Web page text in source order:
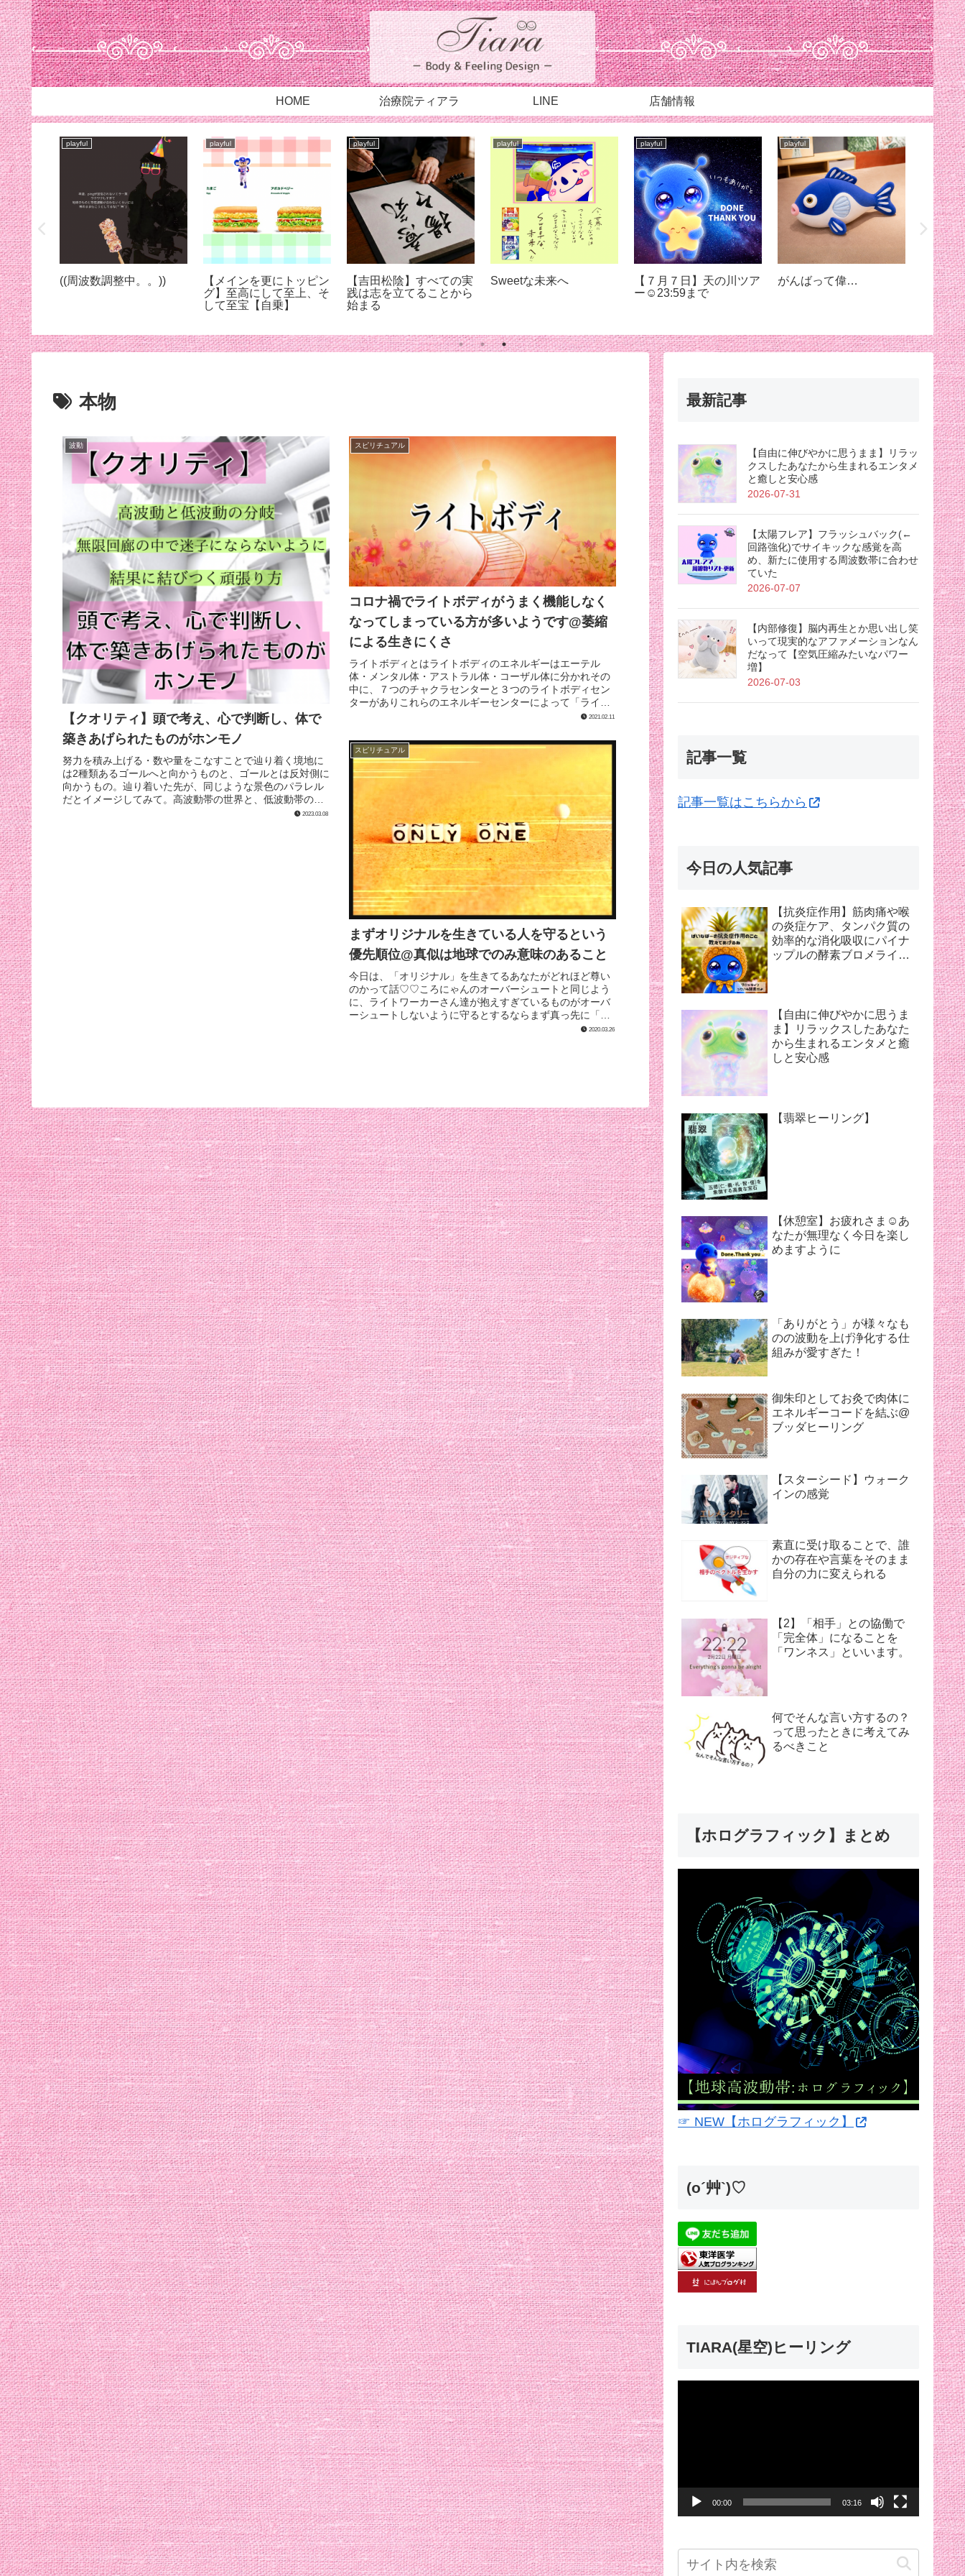
HOME 治療院ティアラ LINE 店舗情報
playful
【抗炎症作用】筋肉痛や
playful
【休憩室】お疲れさま☺︎
あなたが無理なく今日を
楽しめますように
playful
【翡翠ヒーリング】
playful
スターシードのパワース
playful
『自信』の中身は…
playful
【海の日とムーンウォー
playful
【結界
「迫真
『凄み
想像以
効くん
本物
波動
【クオリティ】頭で考え、心で判断し、体で
築きあげられたものがホンモノ
努力を積み上げる・数や量をこなすことで辿り着く境地に
は2種類あるゴールへと向かうものと、ゴールとは反対側に
向かうもの。辿り着いた先が、同じような景色のパラレル
だとイメージしてみて。高波動帯の世界と、低波動帯の世
2023.03.08
スピリチュアル
コロナ禍でライトボディがうまく機能しなく
なってしまっている方が多いようです@萎縮
による生きにくさ
ライトボディとはライトボディのエネルギーはエーテル
体・メンタル体・アストラル体・コーザル体に分かれその
中に、７つのチャクラセンターと３つのライトボディセン
ターがありこれらのエネルギーセンターによって「ライト
2021.02.11
スピリチュアル
まずオリジナルを生きている人を守るという
優先順位@真似は地球でのみ意味のあること
今日は、「オリジナル」を生きてるあなたがどれほど尊い
のかって話♡♡ころにゃんのオーバーシュートと同じよう
に、ライトワーカーさん達が抱えすぎているものがオーバ
ーシュートしないように守るとするならまず真っ先に「オ
2020.03.26
最新記事
【自由に伸びやかに思うまま】リラッ
クスしたあなたから生まれるエンタメ
と癒しと安心感
2026-07-31
【太陽フレア】フラッシュバック(←
回路強化)でサイキックな感覚を高
め、新たに使用する周波数帯に合わせ
ていた
2026-07-07
【内部修復】脳内再生とか思い出し笑
いって現実的なアファメーションなん
だなって【空気圧縮みたいなパワー
増】
2026-07-03
記事一覧
記事一覧はこちらから
今日の人気記事
【抗炎症作用】筋肉痛や喉
の炎症ケア、タンパク質の
効率的な消化吸収にパイナ
ップルの酵素ブロメライン
【自由に伸びやかに思うま
ま】リラックスしたあなた
から生まれるエンタメと癒
しと安心感
【翡翠ヒーリング】
【休憩室】お疲れさま☺︎あ
なたが無理なく今日を楽し
めますように
「ありがとう」が様々なも
のの波動を上げ浄化する仕
組みが愛すぎた！
御朱印としてお灸で肉体に
エネルギーコードを結ぶ@
ブッダヒーリング
【スターシード】ウォーク
インの感覚
素直に受け取ることで、誰
かの存在や言葉をそのまま
自分の力に変えられる
【2】「相手」との協働で
「完全体」になることを
「ワンネス」といいます。
何でそんな言い方するの？
って思ったときに考えてみ
るべきこと
【ホログラフィック】まとめ
☞ NEW【ホログラフィック】
(o´艸`)♡
TIARA(星空)ヒーリング
00:00 03:16